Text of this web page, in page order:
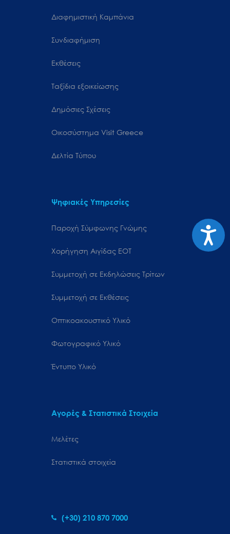
Διαφημιστική Καμπάνια
Συνδιαφήμιση
Εκθέσεις
Ταξίδια εξοικείωσης
Δημόσιες Σχέσεις
Oικοσύστημα Visit Greece
Δελτία Τύπου
Ψηφιακές Υπηρεσίες
Παροχή Σύμφωνης Γνώμης
Χορήγηση Αιγίδας ΕΟΤ
Συμμετοχή σε Εκδηλώσεις Τρίτων
Συμμετοχή σε Εκθέσεις
Οπτικοακουστικό Υλικό
Φωτογραφικό Υλικό
Έντυπο Υλικό
Αγορές & Στατιστικά Στοιχεία
Μελέτες
Στατιστικά στοιχεία
(+30) 210 870 7000